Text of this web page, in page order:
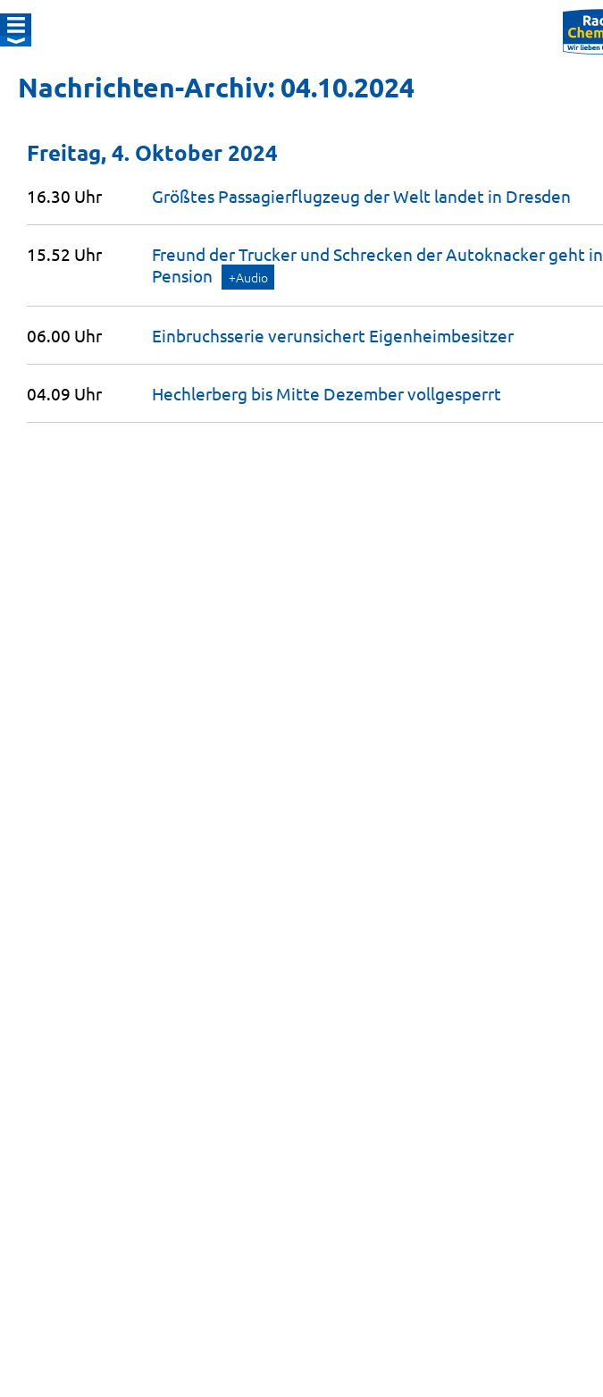
Nachrichten-Archiv: 04.10.2024
Freitag, 4. Oktober 2024
16.30 Uhr Größtes Passagierflugzeug der Welt landet in Dresden
15.52 Uhr
Freund der Trucker und Schrecken der Autoknacker geht in
Pension
+Audio
06.00 Uhr Einbruchsserie verunsichert Eigenheimbesitzer
04.09 Uhr Hechlerberg bis Mitte Dezembervollgesperrt